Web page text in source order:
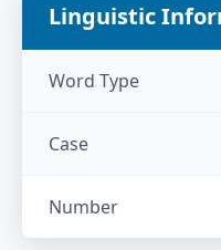
Linguistic
Word Type
Case
Number